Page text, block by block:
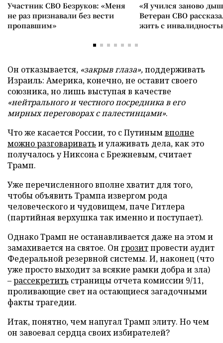
Участник СВО Безруков: «Меня
не раз признавали без вести
пропавшим»
«Я учился заново
Ветеран СВО
жить с
Он отказывается, «закрыв глаза»,поддерживать
Израиль: Америка, конечно, не оставит своего
союзника, но лишь выступая в качестве
«нейтрального и честного посредника в его
мирных переговорах с палестинцами».
Что же касается России, то с Путинымвполне
можно разговаривать и улаживать дела, как это
получалось у Никсона с Брежневым, считает
Трамп.
Уже перечисленного вполне хватит для того,
чтобы объявить Трампа извергом рода
человеческого и чудовищем, паче Гитлера
(партийная верхушка так именно и поступает).
Однако Трамп не останавливается даже на этом и
замахивается на святое. Он грозитпровести аудит
Федеральной резервной системы. И, наконец (что
уже просто выходит за всякие рамки добра и зла)
–рассекретить страницы отчета комиссии 9/11,
проливающие свет на остающиеся загадочными
факты трагедии.
Итак, понятно, чем напугал Трамп элиту. Но чем
он завоевал сердца своих избирателей?